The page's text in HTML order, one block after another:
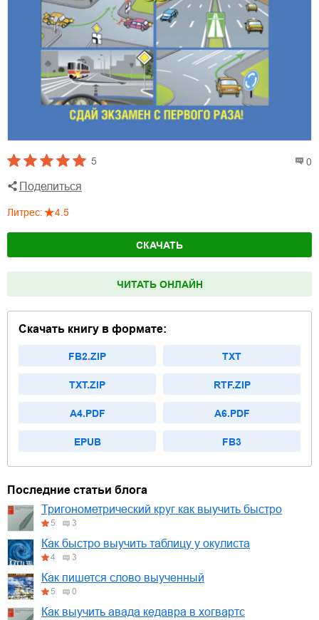
5 0
Поделиться
Литрес: 4.5
СКАЧАТЬ
ЧИТАТЬ ОНЛАЙН
Скачать книгу в формате:
FB2.ZIP TXT
TXT.ZIP RTF.ZIP
A4.PDF A6.PDF
EPUB FB3
Последние статьи блога
Тригонометрический круг как выучить быстро
5 3
Как быстро выучить таблицу у окулиста
4 3
Как пишется слово выученный
5 0
Как выучить авада кедавра в хогвартс